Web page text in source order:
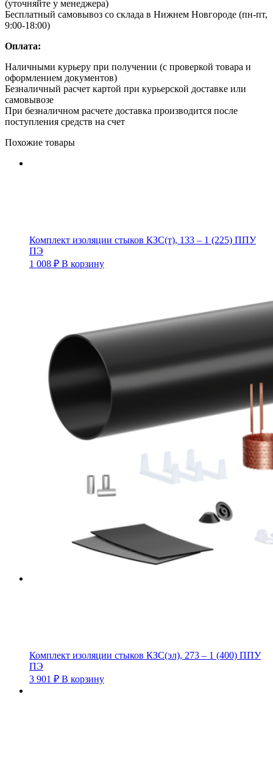
(уточняйте у менеджера)
Бесплатный самовывоз со склада в Нижнем Новгороде (пн-пт,
9:00-18:00)
Оплата:
Наличными курьеру при получении (с проверкой товара и
оформлением документов)
Безналичный расчет картой при курьерской доставке или
самовывозе
При безналичном расчете доставка производится после
поступления средств на счет
Похожие товары
Комплект изоляции стыков КЗС(т), 133 – 1 (225) ППУ
ПЭ
1 008 ₽ В корзину
Комплект изоляции стыков КЗС(эл), 273 – 1 (400) ППУ
ПЭ
3 901 ₽ В корзину